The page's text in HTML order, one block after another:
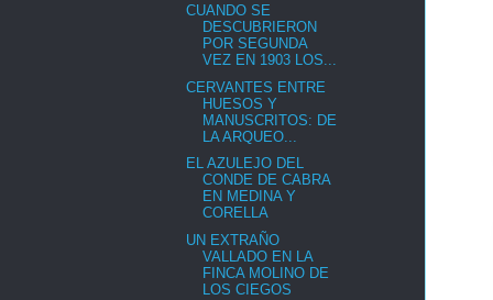
CUANDO SE
DESCUBRIERON
POR SEGUNDA
VEZ EN 1903 LOS...
CERVANTES ENTRE
HUESOS Y
MANUSCRITOS: DE
LA ARQUEO...
EL AZULEJO DEL
CONDE DE CABRA
EN MEDINA Y
CORELLA
UN EXTRAÑO
VALLADO EN LA
FINCA MOLINO DE
LOS CIEGOS